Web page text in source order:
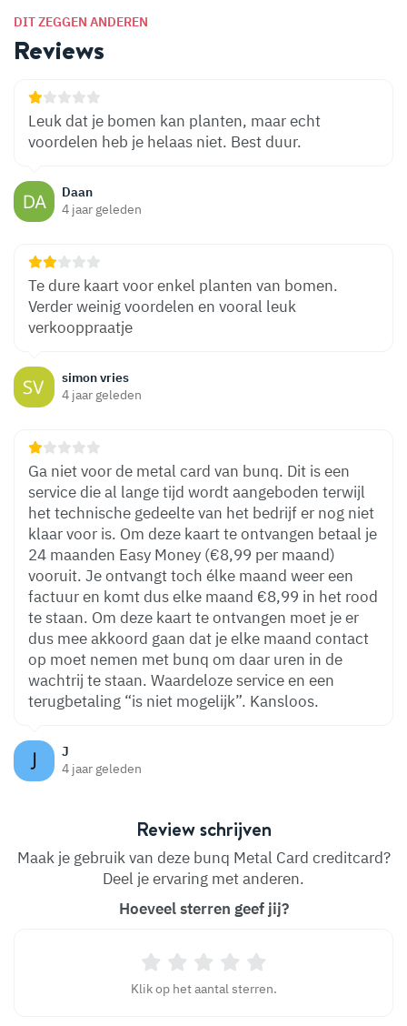
DIT ZEGGEN ANDEREN
Reviews
Daan
4 jaar geleden
Leuk dat je bomen kan planten, maar echt
voordelen heb je helaas niet. Best duur.
simon vries
4 jaar geleden
Te dure kaart voor enkel planten van bomen.
Verder weinig voordelen en vooral leuk
verkooppraatje
J
4 jaar geleden
Ga niet voor de metal card van bunq. Dit is een
service die al lange tijd wordt aangeboden terwijl
het technische gedeelte van het bedrijf er nog niet
klaar voor is. Om deze kaart te ontvangen betaal je
24 maanden Easy Money (€8,99 per maand)
vooruit. Je ontvangt toch élke maand weer een
factuur en komt dus elke maand €8,99 in het rood
te staan. Om deze kaart te ontvangen moet je er
dus mee akkoord gaan dat je elke maand contact
op moet nemen met bunq om daar uren in de
wachtrij te staan. Waardeloze service en een
terugbetaling “is niet mogelijk”. Kansloos.
Review schrijven
Maak je gebruik van deze bunq Metal Card creditcard?
Deel je ervaring met anderen.
Hoeveel sterren geef jij?
Klik op het aantal sterren.